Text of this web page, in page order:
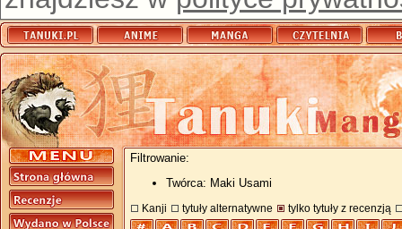
Filtrowanie:
Twórca: Maki Usami
Kanji tytuły alternatywne tylko tytuły z recenzją